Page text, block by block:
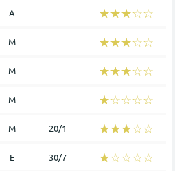
Α ☆☆☆☆☆
★★★★★
Μ ☆☆☆☆☆
★★★★★
Μ ☆☆☆☆☆
★★★★★
Μ ☆☆☆☆☆
★★★★★
Μ 20/1 ☆☆☆☆☆
★★★★★
Ε 30/7 ☆☆☆☆☆
★★★★★